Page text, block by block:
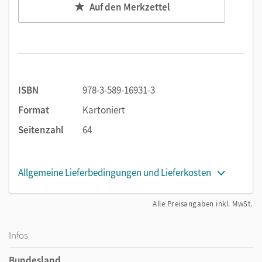
Auf den Merkzettel
ISBN
978-3-589-16931-3
Format
Kartoniert
Seitenzahl
64
Allgemeine Lieferbedingungen und Lieferkosten
Alle Preisangaben inkl. MwSt.
Infos